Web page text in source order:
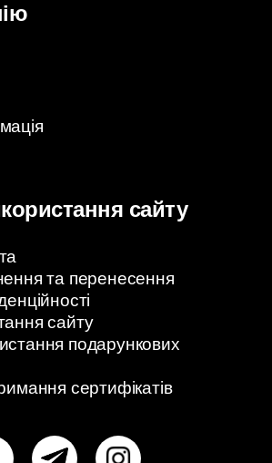
сайту
та перенесення
сайту
подарункових
сертифікатів